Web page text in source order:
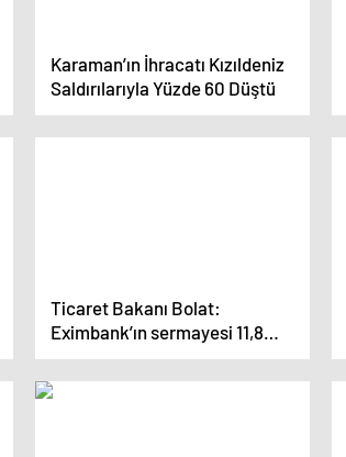
Karaman’ın İhracatı Kızıldeniz
Saldırılarıyla Yüzde 60 Düştü
Ticaret Bakanı Bolat:
Eximbank’ın sermayesi 11,8
milyar lira artırılarak 35 milyar
700 milyon liraya çıkarılmış
oldu